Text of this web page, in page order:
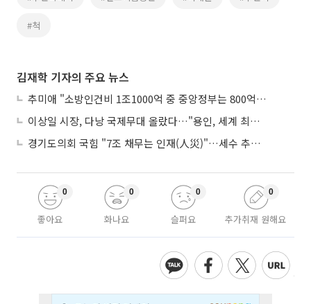
#척
김재학 기자의 주요 뉴스
추미애 "소방인건비 1조1000억 중 중앙정부는 800억뿐"
이상일 시장, 다낭 국제무대 올랐다…"용인, 세계 최대 반도체 도시 된다"
경기도의회 국힘 "7조 채무는 인재(人災)"…세수 추계 조작 의혹 제기
좋아요
0
화나요
0
슬퍼요
0
추가취재 원해요
0